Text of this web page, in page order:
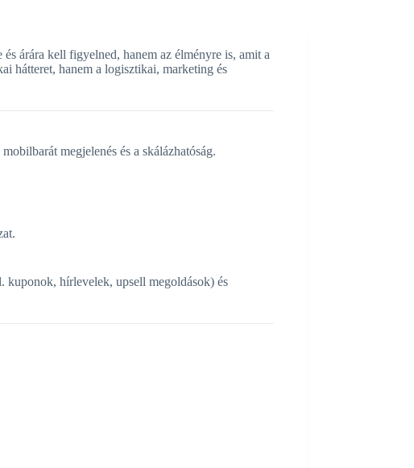
árára kell figyelned, hanem az élményre is, amit a
hátteret, hanem a logisztikai, marketing és
megjelenés és a skálázhatóság.
kuponok, hírlevelek, upsell megoldások) és